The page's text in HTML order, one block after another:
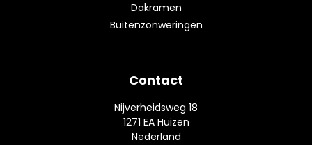
Dakramen
Buitenzonweringen
Contact
Nijverheidsweg 18
1271 EA Huizen
Nederland